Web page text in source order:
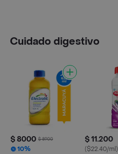
Cuidado digestivo
$ 8000 $ 8900
10%
$ 11.200
($22.40/ml)